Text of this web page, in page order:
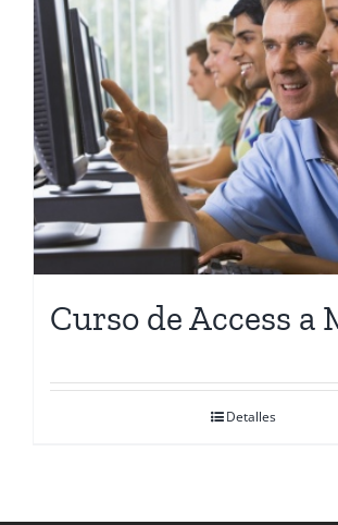
Curso de Access a
Detalles